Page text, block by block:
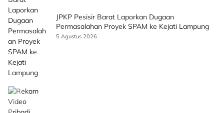
JPKP Pesisir Barat Laporkan Dugaan
Permasalahan Proyek SPAM ke Kejati Lampung
5 Agustus 2026